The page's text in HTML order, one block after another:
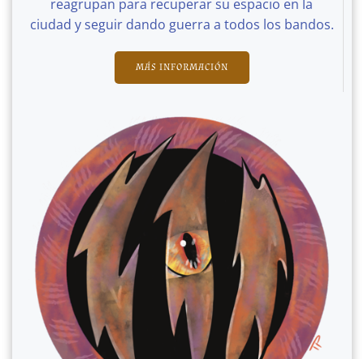
reagrupan para recuperar su espacio en la
ciudad y seguir dando guerra a todos los bandos.
MÁS INFORMACIÓN